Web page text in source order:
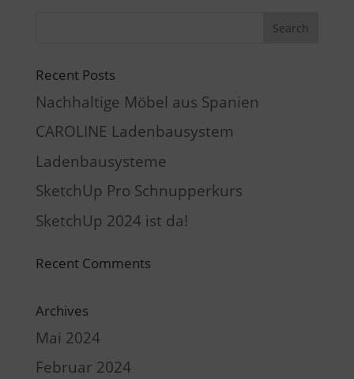
Recent Posts
Nachhaltige Möbel aus Spanien
CAROLINE Ladenbausystem
Ladenbausysteme
SketchUp Pro Schnupperkurs
SketchUp 2024 ist da!
Recent Comments
Archives
Mai 2024
Februar 2024